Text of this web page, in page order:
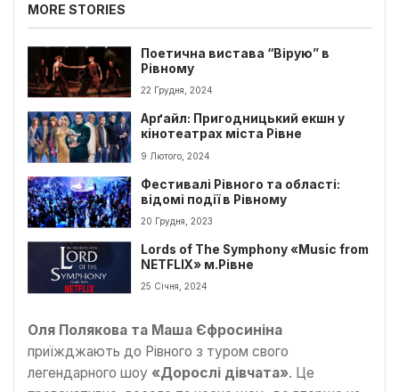
MORE STORIES
Поетична вистава “Вірую” в
Рівному
22 Грудня, 2024
Арґайл: Пригодницький екшн у
кінотеатрах міста Рівне
9 Лютого, 2024
Фестивалі Рівного та області:
відомі події в Рівному
20 Грудня, 2023
Lords of The Symphony «Music from
NETFLIX» м.Рівне
25 Січня, 2024
Оля Полякова та Маша Єфросиніна
приїжджають до Рівного з туром свого
легендарного шоу «Дорослі дівчата». Це